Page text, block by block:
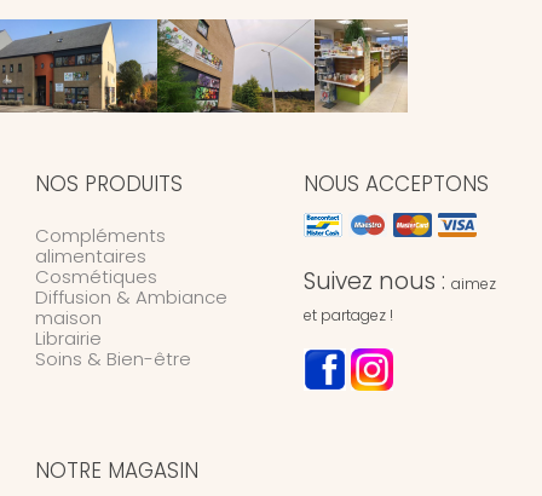
NOS PRODUITS
Compléments
alimentaires
Cosmétiques
Diffusion & Ambiance
maison
Librairie
Soins & Bien-être
NOUS ACCEPTONS
Suivez nous : aimez
et partagez !
NOTRE MAGASIN